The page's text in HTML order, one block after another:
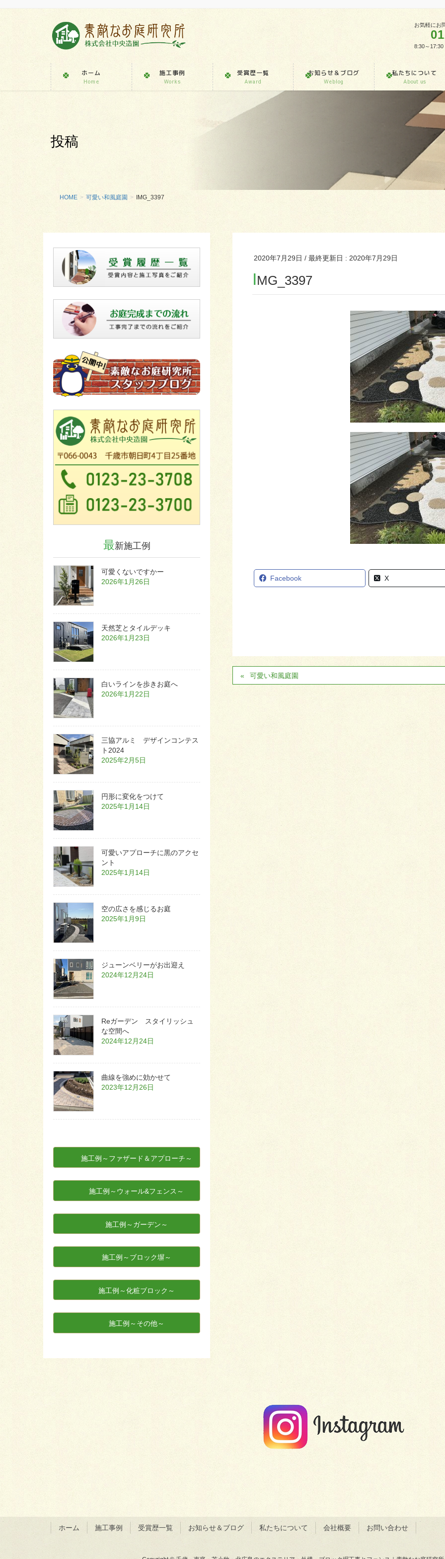
お気軽にお
8:30～
ホーム
Home
施工事例
Works
受賞歴一覧
Award
お知らせ＆ブログ
Weblog
私たちについて
About us
投稿
HOME 可愛い和風庭園 IMG_3397
2020年7月29日 / 最終更新日 : 2020年7月29日
IMG_3397
Facebook X
可愛い和風庭園
最新施工例
可愛くないですかー
2026年1月26日
天然芝とタイルデッキ
2026年1月23日
白いラインを歩きお庭へ
2026年1月22日
三協アルミ デザインコンテス
ト2024
2025年2月5日
円形に変化をつけて
2025年1月14日
可愛いアプローチに黒のアクセ
ント
2025年1月14日
空の広さを感じるお庭
2025年1月9日
ジューンベリーがお出迎え
2024年12月24日
Reガーデン スタイリッシュ
な空間へ
2024年12月24日
曲線を強めに効かせて
2023年12月26日
施工例～ファザード＆アプローチ～
施工例～ウォール&フェンス～
施工例～ガーデン～
施工例～ブロック塀～
施工例～化粧ブロック～
施工例～その他～
ホーム 施工事例 受賞歴一覧 お知らせ＆ブログ 私たちについて 会社概要 お問い合わせ